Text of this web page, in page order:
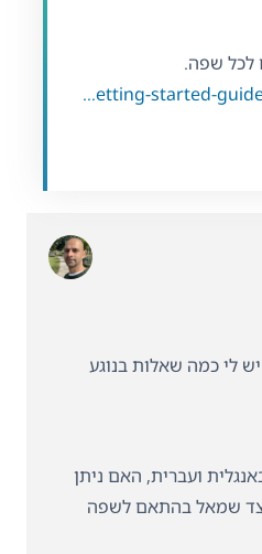
https://wpml.org/documentation/getting-started-guide/language-setup/#id1
לי כמה שאלות בנוגע
ועברית, האם ניתן
וצד שמאל בהתאם לשפה